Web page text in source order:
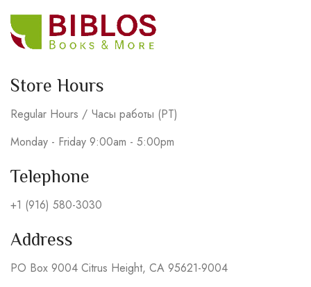
Store Hours
Regular Hours / Часы работы (PT)
Monday - Friday 9:00am - 5:00pm
Telephone
+1 (916) 580-3030
Address
PO Box 9004 Citrus Height, CA 95621-9004